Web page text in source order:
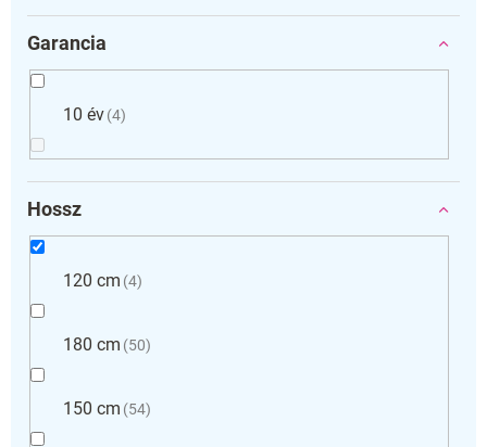
Garancia
10 év 4
Hossz
120 cm 4
180 cm 50
150 cm 54